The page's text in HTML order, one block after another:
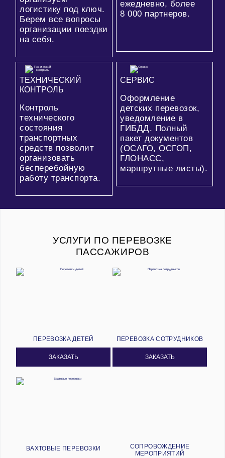
логистику под ключ.
Берем все вопросы
организации поездки
на себя.
ежедневно, более
8 000 партнеров.
ТЕХНИЧЕСКИЙ
КОНТРОЛЬ
Контроль
технического
состояния
транспортных
средств позволит
организовать
бесперебойную
работу транспорта.
СЕРВИС
Оформление
детских перевозок,
уведомление в
ГИБДД. Полный
пакет документов
(ОСАГО, ОСГОП,
ГЛОНАСС,
маршрутные листы).
УСЛУГИ ПО ПЕРЕВОЗКЕ
ПАССАЖИРОВ
ПЕРЕВОЗКА ДЕТЕЙ
ЗАКАЗАТЬ
ПЕРЕВОЗКА СОТРУДНИКОВ
ЗАКАЗАТЬ
ВАХТОВЫЕ ПЕРЕВОЗКИ
СОПРОВОЖДЕНИЕ
МЕРОПРИЯТИЙ